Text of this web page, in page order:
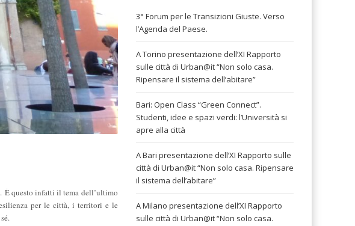
È questo infatti il tema dell’ultimo
per le città, i territori e le
3° Forum per le Transizioni Giuste. Verso
l’Agenda del Paese.
A Torino presentazione dell’XI Rapporto
sulle città di Urban@it “Non solo casa.
Ripensare il sistema dell’abitare”
Bari: Open Class “Green Connect”.
Studenti, idee e spazi verdi: l’Università si
apre alla città
A Bari presentazione dell’XI Rapporto sulle
città di Urban@it “Non solo casa. Ripensare
il sistema dell’abitare”
A Milano presentazione dell’XI Rapporto
sulle città di Urban@it “Non solo casa.